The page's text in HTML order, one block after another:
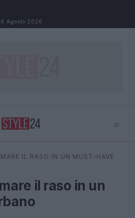
6 Agosto 2026
⌕
⌕
IL RASO IN UN MUST-HAVE
il raso in un